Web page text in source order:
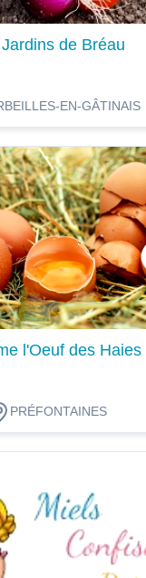
de Bréau
EN-GÂTINAIS
l'Oeuf des Haies
PRÉFONTAINES